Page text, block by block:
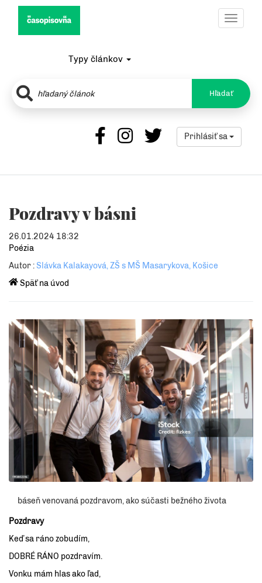
Toggle
Typy článkov
Hľadať
Prihlásiť sa
Pozdravy v básni
26.01.2024 18:32
Poézia
Autor :Slávka Kalakayová, ZŠ s MŠ Masarykova, Košice
Späť na úvod
báseň venovaná pozdravom, ako súčasti bežného života
Pozdravy
Keď sa ráno zobudím,
DOBRÉ RÁNO pozdravím.
Vonku mám hlas ako ľad,